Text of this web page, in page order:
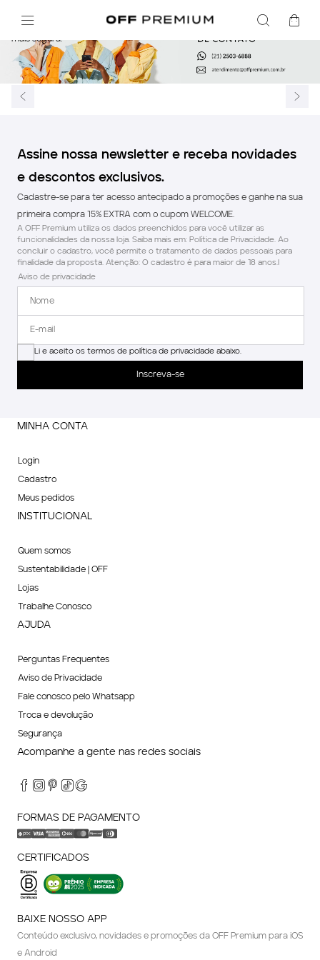
Conheça nossas recomendações para uma experiência de compra online
mais segura.
Assine nossa newsletter e receba novidades
e descontos exclusivos.
Cadastre-se para ter acesso antecipado a promoções e ganhe na sua
primeira compra 15% EXTRA com o cupom WELCOME.
A OFF Premium utiliza os dados preenchidos para você utilizar as
funcionalidades da nossa loja. Saiba mais em: Política de Privacidade. Ao
concluir o cadastro, você permite o tratamento de dados pessoais para
finalidade da proposta. Atenção: O cadastro é para maior de 18 anos.l
Aviso de privacidade
Li e aceito os termos de política de privacidade abaixo.
Inscreva-se
MINHA CONTA
Login
Cadastro
Meus pedidos
INSTITUCIONAL
Quem somos
Sustentabilidade | OFF
Lojas
Trabalhe Conosco
AJUDA
Perguntas Frequentes
Aviso de Privacidade
Fale conosco pelo Whatsapp
Troca e devolução
Segurança
Acompanhe a gente nas redes sociais
FORMAS DE PAGAMENTO
CERTIFICADOS
BAIXE NOSSO APP
Conteúdo exclusivo, novidades e promoções da OFF Premium para iOS
e Android